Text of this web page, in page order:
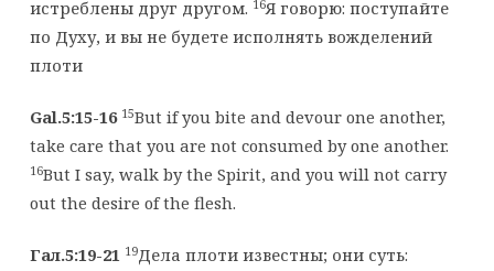
истреблены друг другом. 16Я говорю: поступайте
по Духу, и вы не будете исполнять вожделений
плоти
Gal.5:15-16 15But if you bite and devour one another,
take care that you are not consumed by one another.
16But I say, walk by the Spirit, and you will not carry
out the desire of the flesh.
Гал.5:19-21 19Дела плоти известны; они суть: